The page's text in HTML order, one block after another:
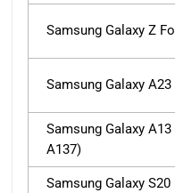
Samsung Galaxy Z
Samsung Galaxy A23
Samsung Galaxy A13
A137)
Samsung Galaxy S20